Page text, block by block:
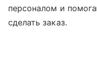
персоналом и
сделать заказ.